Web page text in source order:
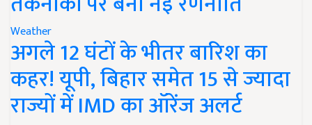
Weather
अगले 12 घंटों के भीतर बारिश का
कहर! यूपी, बिहार समेत 15 से ज्यादा
राज्यों में IMD का ऑरेंज अलर्ट